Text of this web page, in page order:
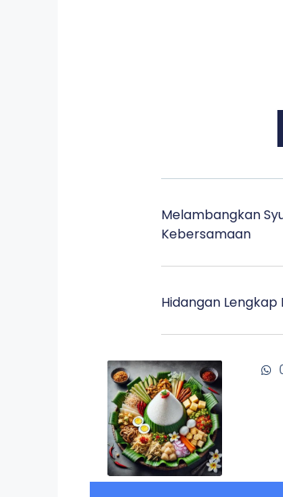
Melambangkan
Kebersamaan
Hidangan Lengkap